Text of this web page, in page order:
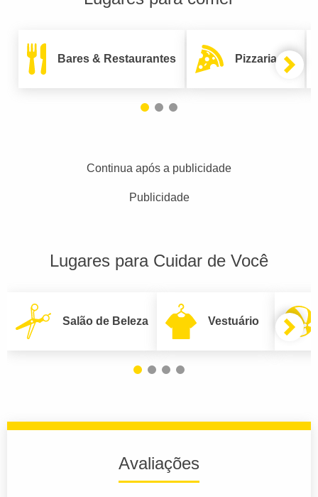
Bares & Restaurantes Pizzarias
Continua após a publicidade
Publicidade
Lugares para Cuidar de Você
Salão de Beleza Vestuário
Avaliações